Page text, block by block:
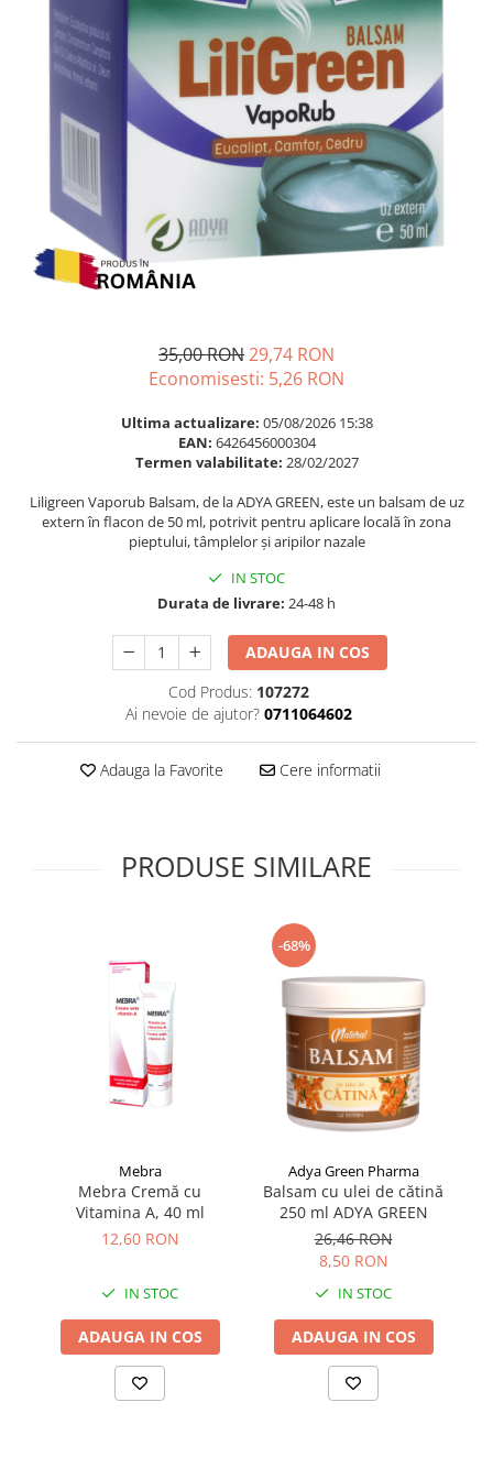
Omega 3
Par si unghii
Probiotice si prebiotice
Prostata
Sistemul respirator
Slabire si control greutate
Somn stres si anxietate
Supliment Vitamina D3
Supliment Vitamina E
Tincturi si Gemoderivate
Tuse gat si respiratie
Ingrijire par
Balsam masca si tratament
Produse cu SPF Pentru Fata
Repelenti insecte
35,00 RON29,74 RON
Economisesti: 5,26 RON
Ultima actualizare: 05/08/2026 15:38
EAN: 6426456000304
Termen valabilitate: 28/02/2027
Liligreen Vaporub Balsam, de la ADYA GREEN, este un balsam de uz
extern în flacon de 50 ml, potrivit pentru aplicare locală în zona
pieptului, tâmplelor și aripilor nazale
IN STOC
Durata de livrare: 24-48 h
ADAUGA IN COS
Cod Produs: 107272
Ai nevoie de ajutor? 0711064602
Adauga la Favorite Cere informatii
PRODUSE SIMILARE
Mebra
Mebra Cremă cu
Vitamina A, 40 ml
12,60 RON
IN STOC
ADAUGA IN COS
-68%
Adya Green Pharma
Balsam cu ulei de cătină
250 ml ADYA GREEN
26,46 RON
8,50 RON
IN STOC
ADAUGA IN COS